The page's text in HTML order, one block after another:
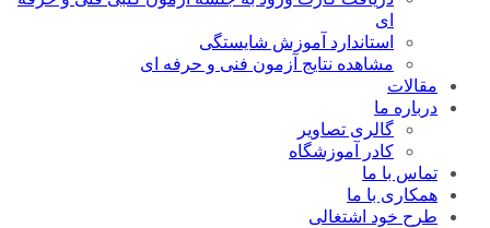
ای
استاندارد آموزش شایستگی
مشاهده نتایج آزمون فنی و حرفه ای
مقالات
درباره ما
گالری تصاویر
کادر آموزشگاه
تماس با ما
همکاری با ما
طرح خود اشتغالی